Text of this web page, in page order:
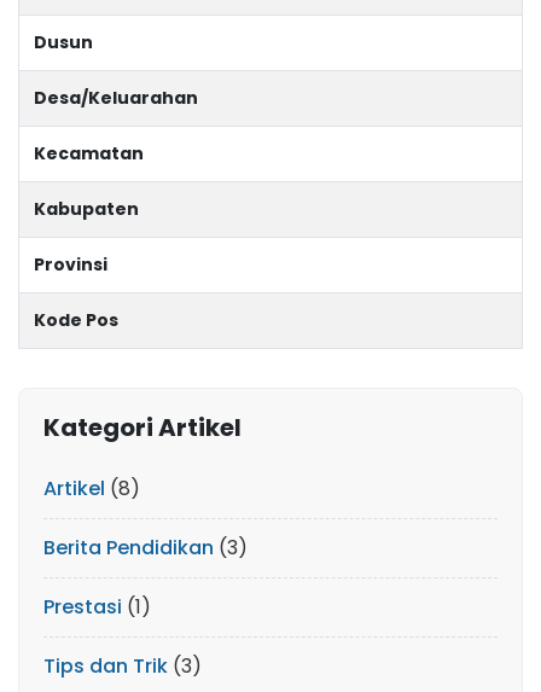
Dusun
Desa/Keluarahan
Kecamatan
Kabupaten
Provinsi
Kode Pos
Kategori Artikel
Artikel (8)
Berita Pendidikan (3)
Prestasi (1)
Tips dan Trik (3)